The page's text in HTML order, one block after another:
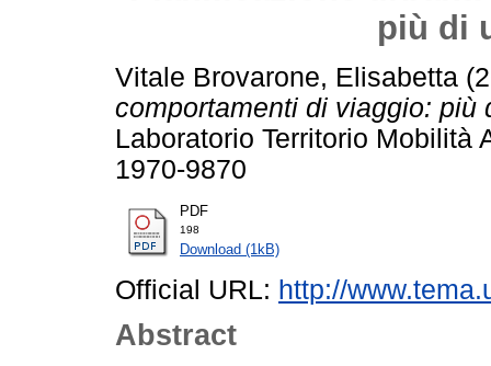
più di
Vitale Brovarone, Elisabetta
comportamenti di viaggio: più
Laboratorio Territorio Mobilità
1970-9870
PDF
198
Download (1kB)
Official URL: http://
Abstract